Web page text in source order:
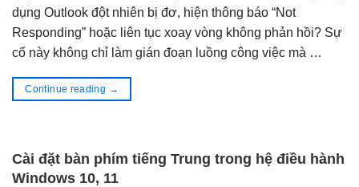
dụng Outlook đột nhiên bị đơ, hiện thông báo “Not
Responding” hoặc liên tục xoay vòng không phản hồi? Sự
cố này không chỉ làm gián đoạn luồng công việc mà …
Continue reading →
Cài đặt bàn phím tiếng Trung trong hệ điều hành
Windows 10, 11